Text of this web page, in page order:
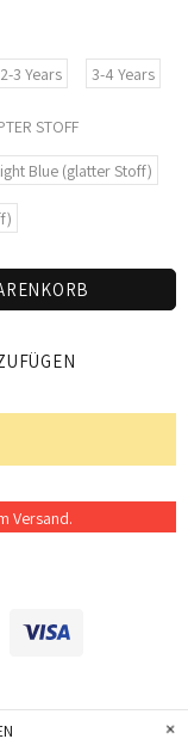
2-3 Years 3-4 Years
STOFF
Blue (glatter Stoff)
Versand.